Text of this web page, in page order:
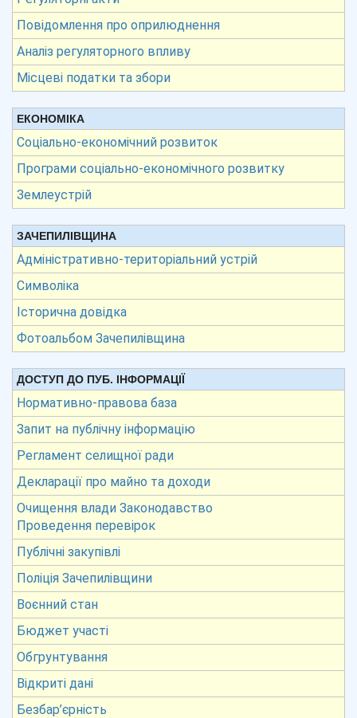
Повідомлення про оприлюднення
Аналіз регуляторного впливу
Місцеві податки та збори
ЕКОНОМІКА
Соціально-економічний розвиток
Програми соціально-економічного розвитку
Землеустрій
ЗАЧЕПИЛІВЩИНА
Адміністративно-територіальний устрій
Символіка
Історична довідка
Фотоальбом Зачепилівщина
ДОСТУП ДО ПУБ. ІНФОРМАЦІЇ
Нормативно-правова база
Запит на публічну інформацію
Регламент селищної ради
Декларації про майно та доходи
Очищення влади Законодавство
Проведення перевірок
Публічні закупівлі
Поліція Зачепилівщини
Воєнний стан
Бюджет участі
Обгрунтування
Відкриті дані
Безбар’єрність